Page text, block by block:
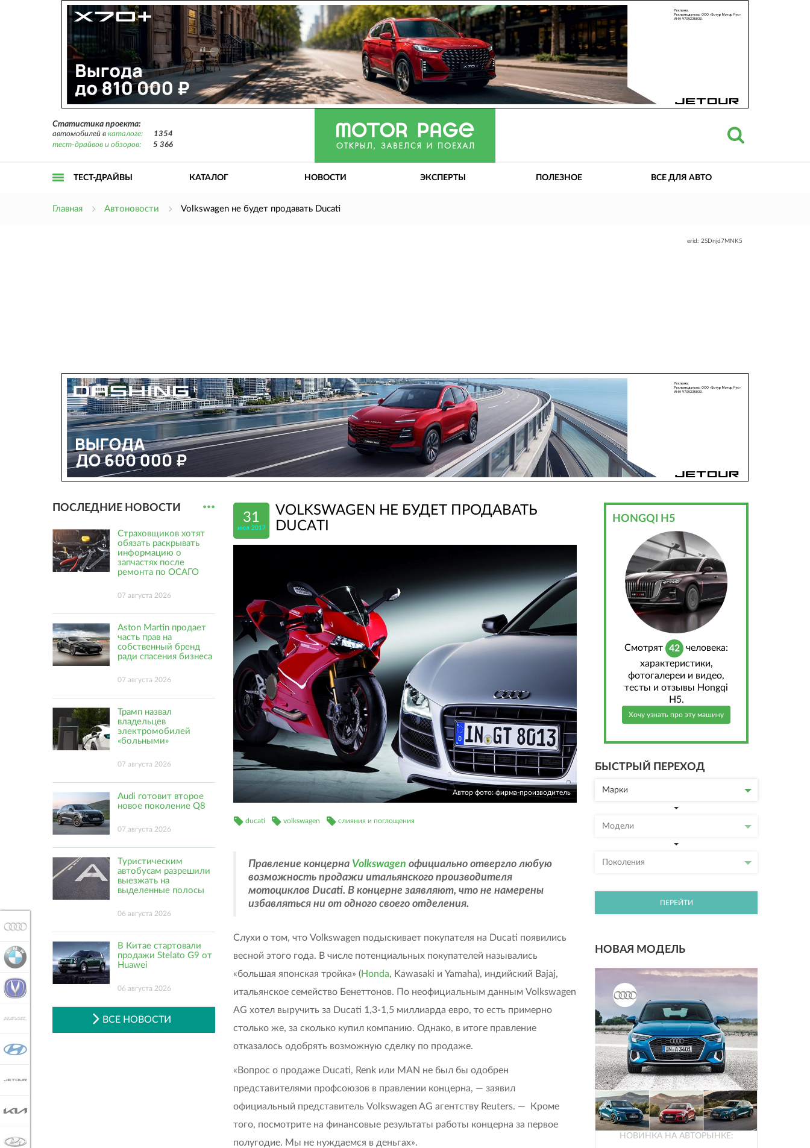
Статистика проекта:
автомобилей в каталоге:
1354
тест-драйвов и обзоров:
5 366
ТЕСТ-ДРАЙВЫ КАТАЛОГ НОВОСТИ ЭКСПЕРТЫ ПОЛЕЗНОЕ ВСЕ ДЛЯ АВТО
Главная Автоновости Volkswagen не будет продавать Ducati
erid: 2SDnjd7MNK5
31
июл 2017
VOLKSWAGEN НЕ БУДЕТ ПРОДАВАТЬ
DUCATI
Автор фото: фирма-производитель
ducati volkswagen слияния и поглощения
Правление концерна Volkswagen официально отвергло любую
возможность продажи итальянского производителя
мотоциклов Ducati. В концерне заявляют, что не намерены
избавляться ни от одного своего отделения.
Слухи о том, что Volkswagen подыскивает покупателя на Ducati появились
весной этого года. В числе потенциальных покупателей назывались
«большая японская тройка» (Honda, Kawasaki и Yamaha), индийский Bajaj,
итальянское семейство Бенеттонов. По неофициальным данным Volkswagen
AG хотел выручить за Ducati 1,3-1,5 миллиарда евро, то есть примерно
столько же, за сколько купил компанию. Однако, в итоге правление
отказалось одобрять возможную сделку по продаже.
«Вопрос о продаже Ducati, Renk или MAN не был бы одобрен
представителями профсоюзов в правлении концерна, — заявил
официальный представитель Volkswagen AG агентству Reuters. — Кроме
того, посмотрите на финансовые результаты работы концерна за первое
полугодие. Мы не нуждаемся в деньгах».
ПОСЛЕДНИЕ НОВОСТИ ...
Страховщиков хотят
обязать раскрывать
информацию о
запчастях после
ремонта по ОСАГО
07 августа 2026
Aston Martin продает
часть прав на
собственный бренд
ради спасения бизнеса
07 августа 2026
Трамп назвал
владельцев
электромобилей
«больными»
07 августа 2026
Audi готовит второе
новое поколение Q8
07 августа 2026
Туристическим
автобусам разрешили
выезжать на
выделенные полосы
06 августа 2026
В Китае стартовали
продажи Stelato G9 от
Huawei
06 августа 2026
ВСЕ НОВОСТИ
HONGQI H5
Cмотрят 42
человека:
характеристики,
фотогалереи и видео,
тесты и отзывы Hongqi
H5.
Хочу узнать про эту машину
БЫСТРЫЙ ПЕРЕХОД
Марки
Модели
Поколения
ПЕРЕЙТИ
НОВАЯ МОДЕЛЬ
НОВИНКА НА АВТОРЫНКЕ:
BMW